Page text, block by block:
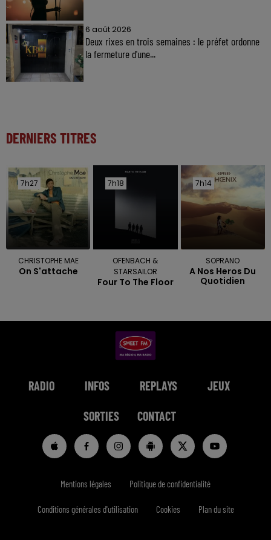
6 août 2026
Deux rixes en trois semaines : le préfet ordonne
la fermeture d'une...
DERNIERS TITRES
7h27
7h27
CHRISTOPHE MAE
On S'attache
7h18
7h18
OFENBACH &
STARSAILOR
Four To The Floor
7h14
7h14
SOPRANO
A Nos Heros Du
Quotidien
RADIO INFOS REPLAYS JEUX
SORTIES CONTACT
Mentions légales Politique de confidentialité
Conditions générales d'utilisation Cookies Plan du site